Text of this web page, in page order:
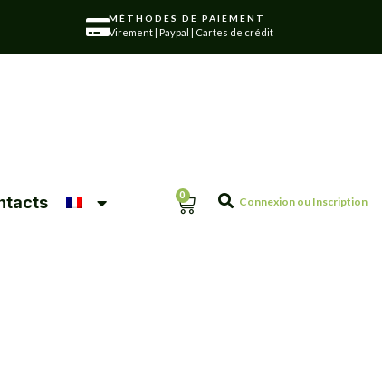
MÉTHODES DE PAIEMENT
Virement | Paypal | Cartes de crédit
0 Connexion ou Inscription